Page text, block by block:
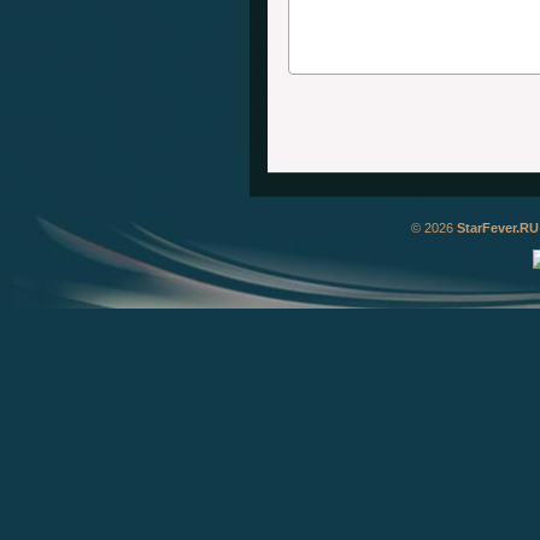
© 2026 StarFever.RU